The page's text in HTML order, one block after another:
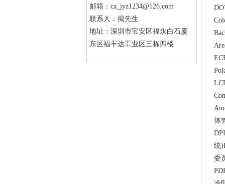
体
统
委
邮箱：ca_jyz1234@126.com
联系人：揭先生
地址：深圳市宝安区福永白石厦
东区福丰达工业区三栋四楼